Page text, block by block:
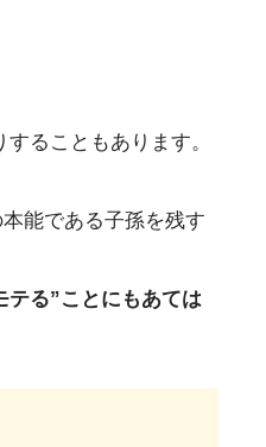
ることもあります。
本能である子孫を残す
テる”ことにもあては